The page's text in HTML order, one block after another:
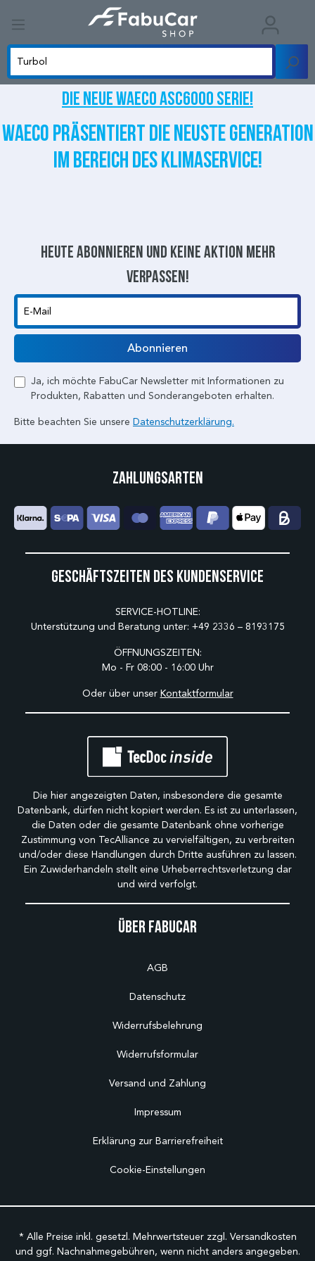
Die neue WAECO ASC6000 Serie!
WAECO präsentiert die neuste Generation
im Bereich des Klimaservice!
Heute abonnieren und keine aktion mehr
verpassen!
E-Mail
Abonnieren
Ja, ich möchte FabuCar Newsletter mit Informationen zu
Produkten, Rabatten und Sonderangeboten erhalten.
Bitte beachten Sie unsere Datenschutzerklärung.
Über Fabucar
AGB
Datenschutz
Widerrufsbelehrung
Widerrufsformular
Versand und Zahlung
Impressum
Erklärung zur Barrierefreiheit
Cookie-Einstellungen
Geschäftszeiten des Kundenservice
SERVICE-HOTLINE:
Unterstützung und Beratung unter: +49 2336 – 8193175
ÖFFNUNGSZEITEN:
Mo - Fr 08:00 - 16:00 Uhr
Oder über unser Kontaktformular
Zahlungsarten
Die hier angezeigten Daten, insbesondere die gesamte
Datenbank, dürfen nicht kopiert werden. Es ist zu unterlassen,
die Daten oder die gesamte Datenbank ohne vorherige
Zustimmung von TecAlliance zu vervielfältigen, zu verbreiten
und/oder diese Handlungen durch Dritte ausführen zu lassen.
Ein Zuwiderhandeln stellt eine Urheberrechtsverletzung dar
und wird verfolgt.
* Alle Preise inkl. gesetzl. Mehrwertsteuer zzgl. Versandkosten
und ggf. Nachnahmegebühren, wenn nicht anders angegeben.